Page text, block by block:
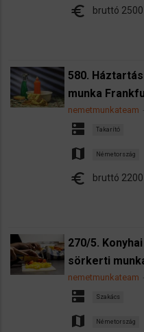
euro bruttó 2500
580.
munka
nemetmunkateam
dns Takarító
map Németország
euro bruttó 2200
270/5.
sörkerti
nemetmunkateam
dns Szakács
map Németország